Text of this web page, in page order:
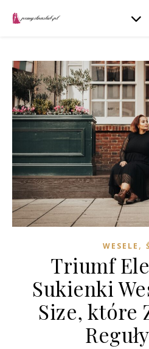
WESELE ,
Triumf
Sukienki
Size, które